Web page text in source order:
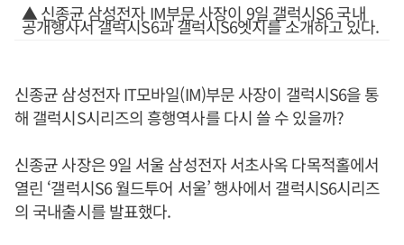
▲ 신종균 삼성전자 IM부문 사장이 9일 갤럭시S6 국내
공개행사서 갤럭시S6과 갤럭시S6엣지를 소개하고 있다.
신종균 삼성전자 IT모바일(IM)부문 사장이 갤럭시S6을 통
해 갤럭시S시리즈의 흥행역사를 다시 쓸 수 있을까?
신종균 사장은 9일 서울 삼성전자 서초사옥 다목적홀에서
열린 ‘갤럭시S6 월드투어 서울’ 행사에서 갤럭시S6시리즈
의 국내출시를 발표했다.